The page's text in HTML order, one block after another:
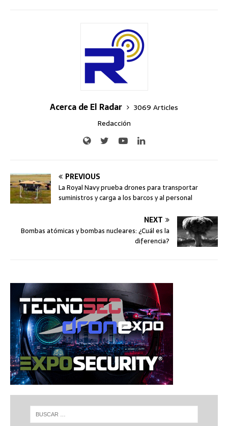
Acerca de El Radar
3069 Articles
Redacción
PREVIOUS
La Royal Navy prueba drones para transportar
suministros y carga a los barcos y al personal
NEXT
Bombas atómicas y bombas nucleares: ¿Cuál es la
diferencia?